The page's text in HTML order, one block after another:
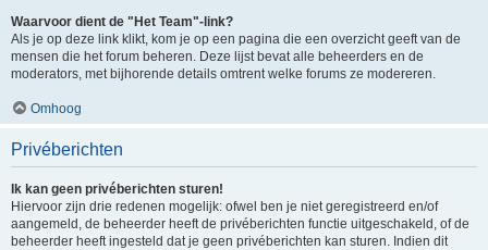
Waarvoor dient de "Het Team"-link?
Als je op deze link klikt, kom je op een pagina die een overzicht geeft van de
mensen die het forum beheren. Deze lijst bevat alle beheerders en de
moderators, met bijhorende details omtrent welke forums ze modereren.
Omhoog
Privéberichten
Ik kan geen privéberichten sturen!
Hiervoor zijn drie redenen mogelijk: ofwel ben je niet geregistreerd en/of
aangemeld, de beheerder heeft de privéberichten functie uitgeschakeld, of de
beheerder heeft ingesteld dat je geen privéberichten kan sturen. Indien dit